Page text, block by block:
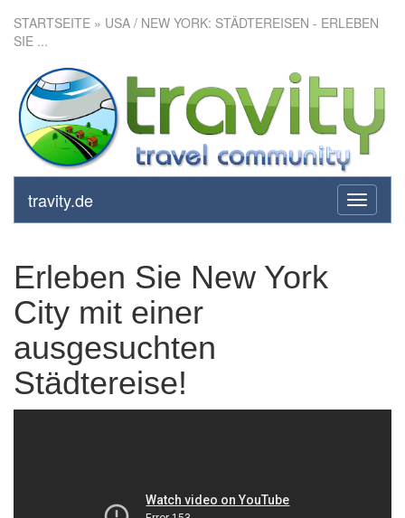
STARTSEITE » USA / NEW YORK: STÄDTEREISEN - ERLEBEN
SIE ...
toggle
travity.de
Erleben Sie New York
City mit einer
ausgesuchten
Städtereise!